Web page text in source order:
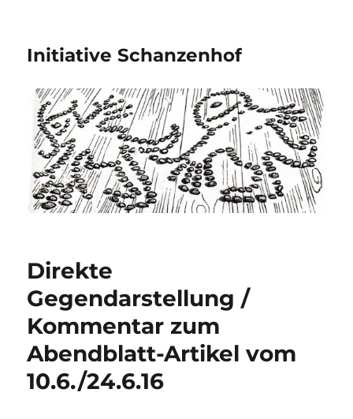
Initiative Schanzenhof
Direkte
Gegendarstellung /
Kommentar zum
Abendblatt-Artikel vom
10.6./24.6.16